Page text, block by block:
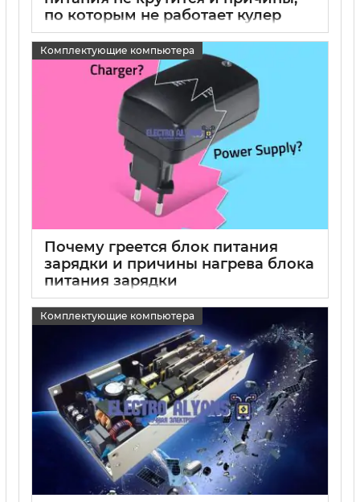
по которым не работает кулер
блока питания
15 05 2025 0
Комплектующие компьютера
Почему греется блок питания
зарядки и причины нагрева блока
питания зарядки
Комплектующие компьютера